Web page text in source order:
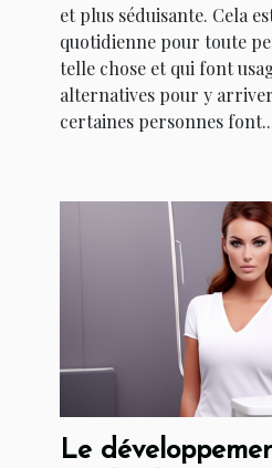
et plus séduisante. Cela
quotidienne pour toute
telle chose et qui font
alternatives pour y
certaines personnes
Le